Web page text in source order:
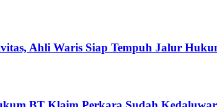
Ahli Waris Siap Tempuh Jalur